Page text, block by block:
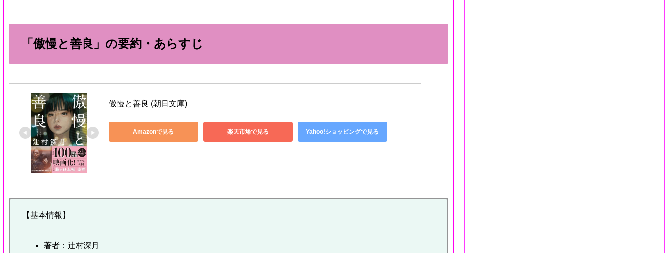
「傲慢と善良」の要約・あらすじ
傲慢と善良 (朝日文庫)
Amazonで見る 楽天市場で見る Yahoo!ショッピングで見る
【基本情報】
著者：辻村深月